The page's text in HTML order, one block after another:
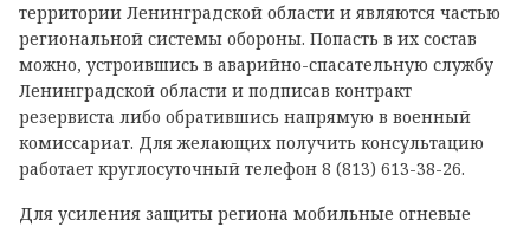
территории Ленинградской области и являются частью
региональной системы обороны. Попасть в их состав
можно, устроившись в аварийно-спасательную службу
Ленинградской области и подписав контракт
резервиста либо обратившись напрямую в военный
комиссариат. Для желающих получить консультацию
работает круглосуточный телефон 8 (813) 613-38-26.
Для усиления защиты региона мобильные огневые